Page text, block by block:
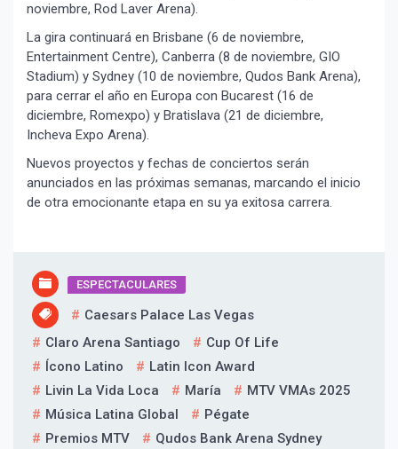
noviembre, Rod Laver Arena).
La gira continuará en Brisbane (6 de noviembre,
Entertainment Centre), Canberra (8 de noviembre, GIO
Stadium) y Sydney (10 de noviembre, Qudos Bank Arena),
para cerrar el año en Europa con Bucarest (16 de
diciembre, Romexpo) y Bratislava (21 de diciembre,
Incheva Expo Arena).
Nuevos proyectos y fechas de conciertos serán
anunciados en las próximas semanas, marcando el inicio
de otra emocionante etapa en su ya exitosa carrera.
ESPECTACULARES
Caesars Palace Las Vegas
Claro Arena Santiago
Cup Of Life
Ícono Latino
Latin Icon Award
Livin La Vida Loca
María
MTV VMAs 2025
Música Latina Global
Pégate
Premios MTV
Qudos Bank Arena Sydney